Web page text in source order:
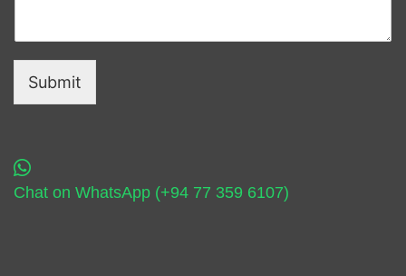
Submit
Chat on WhatsApp (+94 77 359 6107)